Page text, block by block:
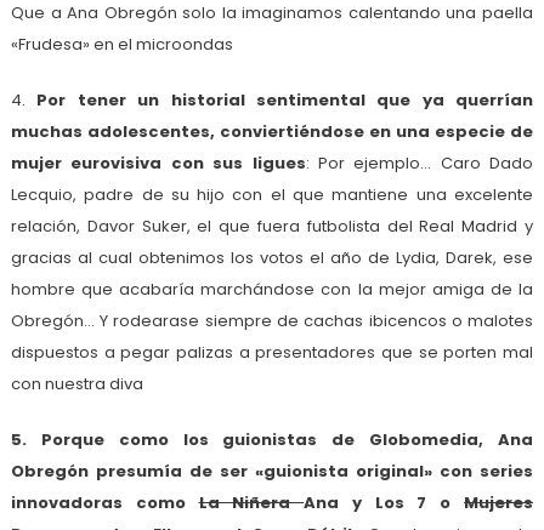
Que a Ana Obregón solo la imaginamos calentando una paella
«Frudesa» en el microondas
4. Por tener un historial sentimental que ya querrían
muchas adolescentes, conviertiéndose en una especie de
mujer eurovisiva con sus ligues: Por ejemplo… Caro Dado
Lecquio, padre de su hijo con el que mantiene una excelente
relación, Davor Suker, el que fuera futbolista del Real Madrid y
gracias al cual obtenimos los votos el año de Lydia, Darek, ese
hombre que acabaría marchándose con la mejor amiga de la
Obregón… Y rodearase siempre de cachas ibicencos o malotes
dispuestos a pegar palizas a presentadores que se porten mal
con nuestra diva
5. Porque como los guionistas de Globomedia, Ana
Obregón presumía de ser «guionista original» con series
innovadoras comoLa NiñeraAna y Los 7 oMujeres